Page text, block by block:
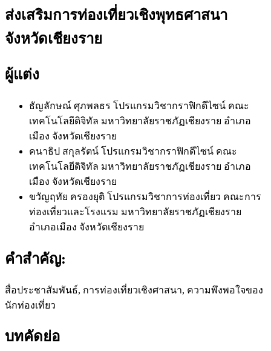
ส่งเสริมการท่องเที่ยวเชิงพุทธศาสนา
จังหวัดเชียงราย
ผู้แต่ง
ธัญลักษณ์ ศุภพลธร โปรแกรมวิชากราฟิกดีไซน์ คณะ
เทคโนโลยีดิจิทัล มหาวิทยาลัยราชภัฏเชียงราย อำเภอ
เมือง จังหวัดเชียงราย
คนาธิป สกุลรัตน์ โปรแกรมวิชากราฟิกดีไซน์ คณะ
เทคโนโลยีดิจิทัล มหาวิทยาลัยราชภัฏเชียงราย อำเภอ
เมือง จังหวัดเชียงราย
ขวัญฤทัย ครองยุติ โปรแกรมวิชาการท่องเที่ยว คณะการ
ท่องเที่ยวและโรงแรม มหาวิทยาลัยราชภัฏเชียงราย
อำเภอเมือง จังหวัดเชียงราย
คำสำคัญ:
สื่อประชาสัมพันธ์, การท่องเที่ยวเชิงศาสนา, ความพึงพอใจของ
นักท่องเที่ยว
บทคัดย่อ